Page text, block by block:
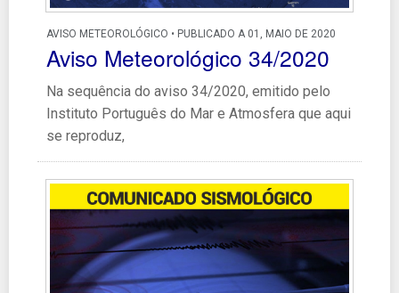
AVISO METEOROLÓGICO • PUBLICADO A 01, MAIO DE 2020
Aviso Meteorológico 34/2020
Na sequência do aviso 34/2020, emitido pelo
Instituto Português do Mar e Atmosfera que aqui
se reproduz,